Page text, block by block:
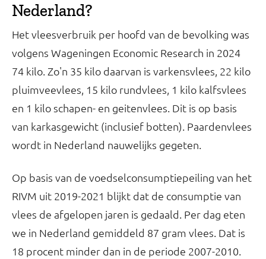
Nederland?
Het vleesverbruik per hoofd van de bevolking was
volgens Wageningen Economic Research in 2024
74 kilo. Zo'n 35 kilo daarvan is varkensvlees, 22 kilo
pluimveevlees, 15 kilo rundvlees, 1 kilo kalfsvlees
en 1 kilo schapen- en geitenvlees. Dit is op basis
van karkasgewicht (inclusief botten). Paardenvlees
wordt in Nederland nauwelijks gegeten.
Op basis van de voedselconsumptiepeiling van het
RIVM uit 2019-2021 blijkt dat de consumptie van
vlees de afgelopen jaren is gedaald. Per dag eten
we in Nederland gemiddeld 87 gram vlees. Dat is
18 procent minder dan in de periode 2007-2010.